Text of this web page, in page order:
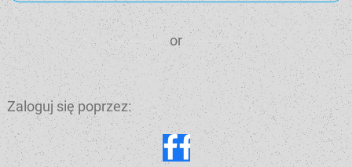
or
Zaloguj się poprzez: